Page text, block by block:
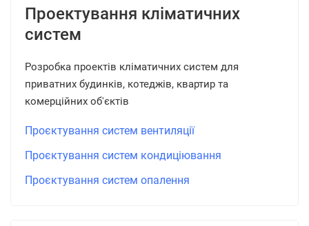
Проектування кліматичних
систем
Розробка проектів кліматичних систем для
приватних будинків, котеджів, квартир та
комерційних об'єктів
Проєктування систем вентиляції
Проєктування систем кондиціювання
Проєктування систем опалення